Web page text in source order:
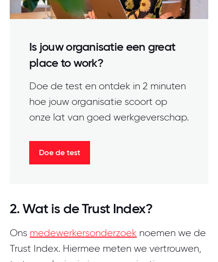
Is jouw organisatie een great
place to work?
Doe de test en ontdek in 2 minuten
hoe jouw organisatie scoort op
onze lat van goed werkgeverschap.
Doe de test
2. Wat is de Trust Index?
Ons medewerkersonderzoek noemen we de
Trust Index. Hiermee meten we vertrouwen,